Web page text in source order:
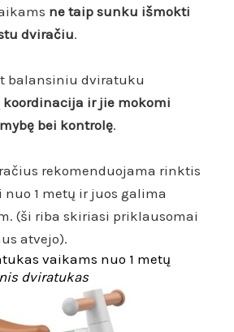
ne taip sunku išmokti
dviračiu.
balansiniu dviratuku
ir jie mokomi
bei kontrolę.
rekomenduojama rinktis
1 metų ir juos galima
(ši riba skiriasi priklausomai
atvejo).
vaikams nuo 1 metų
dviratukas